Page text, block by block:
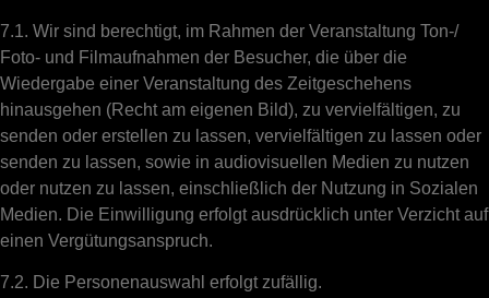
7.1. Wir sind berechtigt, im Rahmen der Veranstaltung Ton-/
Foto- und Filmaufnahmen der Besucher, die über die
Wiedergabe einer Veranstaltung des Zeitgeschehens
hinausgehen (Recht am eigenen Bild), zu vervielfältigen, zu
senden oder erstellen zu lassen, vervielfältigen zu lassen oder
senden zu lassen, sowie in audiovisuellen Medien zu nutzen
oder nutzen zu lassen, einschließlich der Nutzung in Sozialen
Medien. Die Einwilligung erfolgt ausdrücklich unter Verzicht auf
einen Vergütungsanspruch.
7.2. Die Personenauswahl erfolgt zufällig.